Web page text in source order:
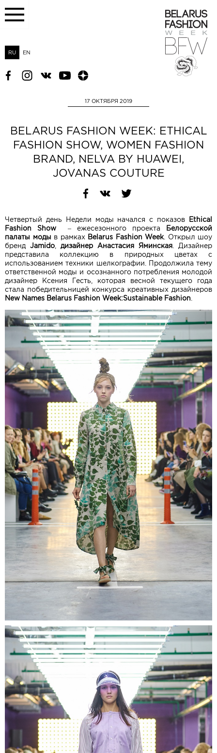
RU EN
17 ОКТЯБРЯ 2019
BELARUS FASHION WEEK: ETHICAL
FASHION SHOW, WOMEN FASHION
BRAND, NELVA BY HUAWEI,
JOVANAS COUTURE
Четвертый день Недели моды начался с показов
Ethical
Fashion Show
– ежесезонного проекта
Белорусской
палаты моды в рамках Belarus Fashion Week. Открыл шоу
бренд Jamido дизайнер Анастасия Яминская . Дизайнер
представила коллекцию в природных цветах с
использованием техники шелкографии. Продолжила тему
ответственной моды и осознанного потребления молодой
дизайнер Ксения Гесть, которая весной текущего года
стала победительницей конкурса креативных дизайнеров
New Names Belarus Fashion Week:Sustainable Fashion